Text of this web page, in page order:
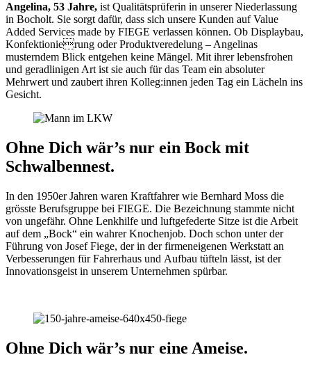
Angelina, 53 Jahre, ist Qualitätsprüferin in unserer Niederlassung
in Bocholt. Sie sorgt dafür, dass sich unsere Kunden auf Value
Added Services made by FIEGE verlassen können. Ob Displaybau,
Konfektionierung oder Produktveredelung – Angelinas
musterndem Blick entgehen keine Mängel. Mit ihrer lebensfrohen
und geradlinigen Art ist sie auch für das Team ein absoluter
Mehrwert und zaubert ihren Kolleg:innen jeden Tag ein Lächeln ins
Gesicht.
Ohne Dich wär’s nur ein Bock mit
Schwalbennest.
In den 1950er Jahren waren Kraftfahrer wie Bernhard Moss die
grösste Berufsgruppe bei FIEGE. Die Bezeichnung stammte nicht
von ungefähr. Ohne Lenkhilfe und luftgefederte Sitze ist die Arbeit
auf dem „Bock“ ein wahrer Knochenjob. Doch schon unter der
Führung von Josef Fiege, der in der firmeneigenen Werkstatt an
Verbesserungen für Fahrerhaus und Aufbau tüfteln lässt, ist der
Innovationsgeist in unserem Unternehmen spürbar.
Ohne Dich wär’s nur eine Ameise.